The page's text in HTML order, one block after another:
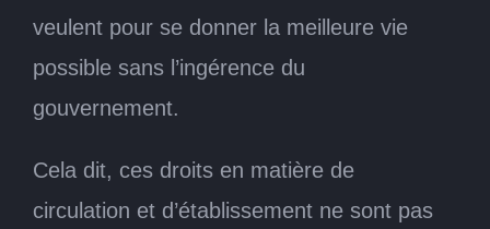
veulent pour se donner la meilleure vie
possible sans l’ingérence du
gouvernement.
Cela dit, ces droits en matière de
circulation et d’établissement ne sont pas